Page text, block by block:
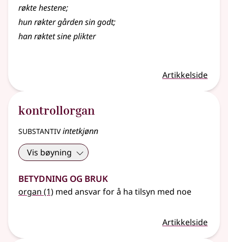
røktehestene;
hunrøktergården sin godt;
hanrøktetsine plikter
Artikkelside
kontrollorgan
substantivintetkjønn
Vis bøyning
Betydning og bruk
organ (1) med ansvar for å ha tilsyn med noe
Artikkelside